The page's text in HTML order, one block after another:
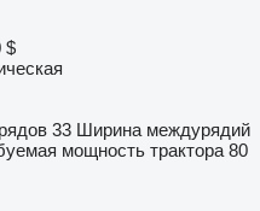
$
33 Ширина междурядий
мощность трактора 80